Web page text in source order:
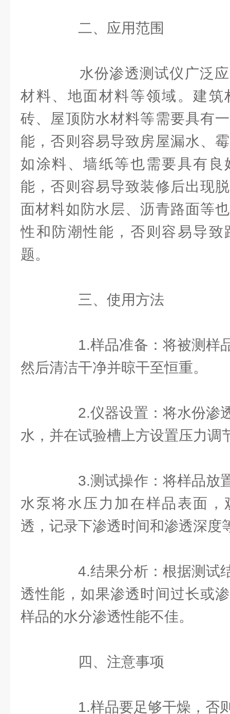
二、应用范围
水份渗透测试仪广泛应
材料、地面材料等领域。建筑
砖、屋顶防水材料等需要具有
能，否则容易导致房屋漏水、
如涂料、墙纸等也需要具有良
能，否则容易导致装修后出现
面材料如防水层、沥青路面等
性和防潮性能，否则容易导致
题。
三、使用方法
1.样品准备：将被测样
然后清洁干净并晾干至恒重。
2.仪器设置：将水份渗
水，并在试验槽上方设置压力调
3.测试操作：将样品放
水泵将水压力加在样品表面
透，记录下渗透时间和渗透深度
4.结果分析：根据测试
透性能，如果渗透时间过长或
样品的水分渗透性能不佳。
四、注意事项
1.样品要足够干燥，否